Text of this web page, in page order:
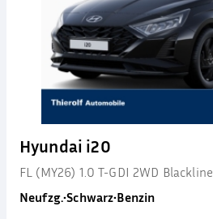
Hyundai i20
FL (MY26) 1.0 T-GDI 2WD Blackline
Neufzg.•Schwarz•Benzin